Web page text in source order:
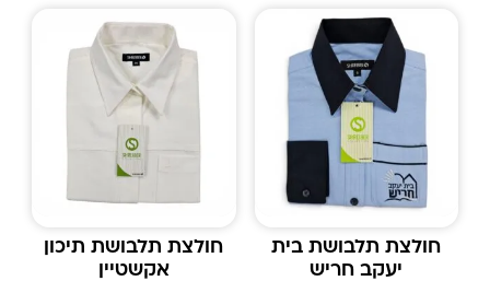
חולצת תלבושת בית
יעקב חריש
חולצת תלבושת תיכון
אקשטיין